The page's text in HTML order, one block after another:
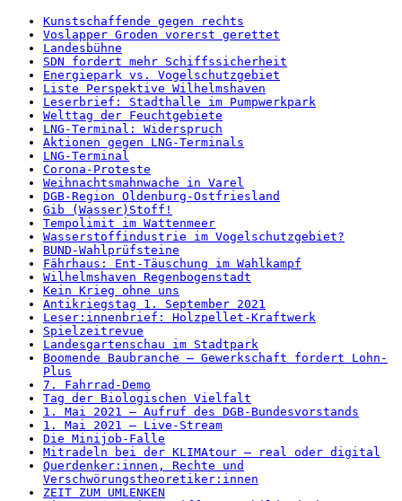
Kunstschaffende gegen rechts
Voslapper Groden vorerst gerettet
Landesbühne
SDN fordert mehr Schiffssicherheit
Energiepark vs. Vogelschutzgebiet
Liste Perspektive Wilhelmshaven
Leserbrief: Stadthalle im Pumpwerkpark
Welttag der Feuchtgebiete
LNG-Terminal: Widerspruch
Aktionen gegen LNG-Terminals
LNG-Terminal
Corona-Proteste
Weihnachtsmahnwache in Varel
DGB-Region Oldenburg-Ostfriesland
Gib (Wasser)Stoff!
Tempolimit im Wattenmeer
Wasserstoffindustrie im Vogelschutzgebiet?
BUND-Wahlprüfsteine
Fährhaus: Ent-Täuschung im Wahlkampf
Wilhelmshaven Regenbogenstadt
Kein Krieg ohne uns
Antikriegstag 1. September 2021
Leser:innenbrief: Holzpellet-Kraftwerk
Spielzeitrevue
Landesgartenschau im Stadtpark
Boomende Baubranche – Gewerkschaft fordert Lohn-
Plus
7. Fahrrad-Demo
Tag der Biologischen Vielfalt
1. Mai 2021 – Aufruf des DGB-Bundesvorstands
1. Mai 2021 – Live-Stream
Die Minijob-Falle
Mitradeln bei der KLIMAtour – real oder digital
Querdenker:innen, Rechte und
Verschwörungstheoretiker:innen
ZEIT ZUM UMLENKEN